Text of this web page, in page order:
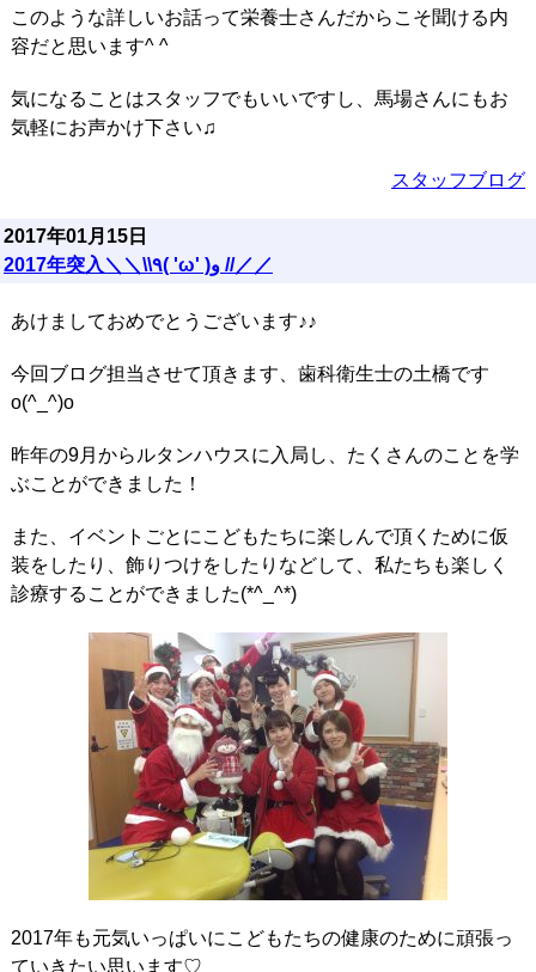
このような詳しいお話って栄養士さんだからこそ聞ける内
容だと思います^ ^
気になることはスタッフでもいいですし、馬場さんにもお
気軽にお声かけ下さい♫
スタッフブログ
2017年01月15日
2017年突入＼＼\\٩( 'ω' )و //／／
あけましておめでとうございます♪♪
今回ブログ担当させて頂きます、歯科衛生士の土橋です
o(^_^)o
昨年の9月からルタンハウスに入局し、たくさんのことを学
ぶことができました！
また、イベントごとにこどもたちに楽しんで頂くために仮
装をしたり、飾りつけをしたりなどして、私たちも楽しく
診療することができました(*^_^*)
2017年も元気いっぱいにこどもたちの健康のために頑張っ
ていきたい思います♡